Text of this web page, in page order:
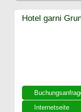
Internetseite
Hotel garni